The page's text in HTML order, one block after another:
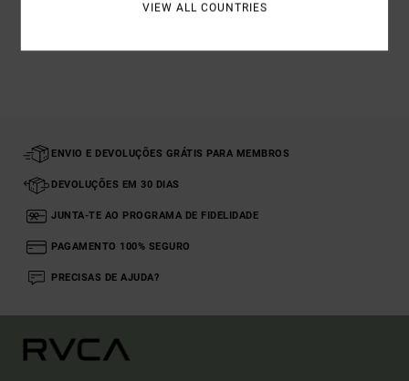
ENVIO E DEVOLUÇÕES GRÁTIS PARA MEMBROS
DEVOLUÇÕES EM 30 DIAS
JUNTA-TE AO PROGRAMA DE FIDELIDADE
PAGAMENTO 100% SEGURO
PRECISAS DE AJUDA?
VIEW ALL COUNTRIES